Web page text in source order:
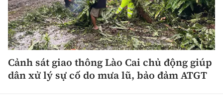
Cảnh sát giao thông Lào Cai chủ động giúp
dân xử lý sự cố do mưa lũ, bảo đảm ATGT